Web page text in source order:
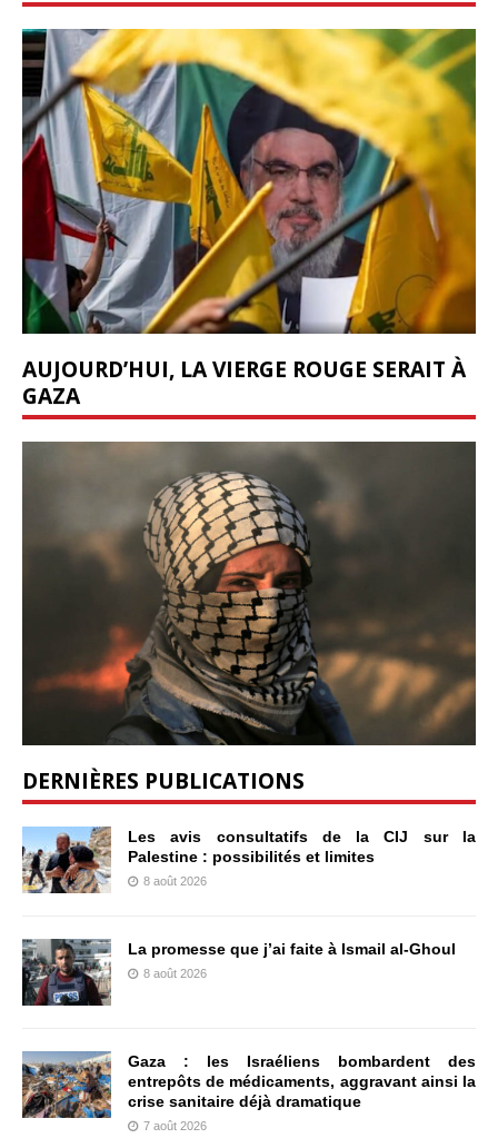
AUJOURD’HUI, LA VIERGE ROUGE SERAIT À
GAZA
DERNIÈRES PUBLICATIONS
Les avis consultatifs de la CIJ sur la
Palestine : possibilités et limites
8 août 2026
La promesse que j’ai faite à Ismail al-Ghoul
8 août 2026
Gaza : les Israéliens bombardent des
entrepôts de médicaments, aggravant ainsi la
crise sanitaire déjà dramatique
7 août 2026